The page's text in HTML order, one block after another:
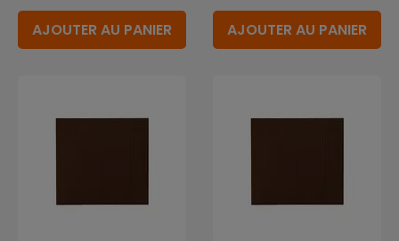
AJOUTER AU PANIER AJOUTER AU PANIER